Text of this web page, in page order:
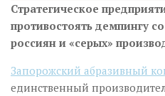
Стратегическое
противостоять демпингу
россиян и «серых»
Запорожский абразивный
единственный